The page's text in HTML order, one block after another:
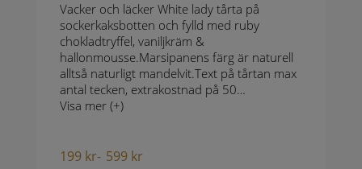
Vacker och läcker White lady tårta på
sockerkaksbotten och fylld med ruby
chokladtryffel, vaniljkräm &
hallonmousse.Marsipanens färg är naturell
alltså naturligt mandelvit.Text på tårtan max
antal tecken, extrakostnad på 50…
Visa mer (+)
199 kr- 599 kr